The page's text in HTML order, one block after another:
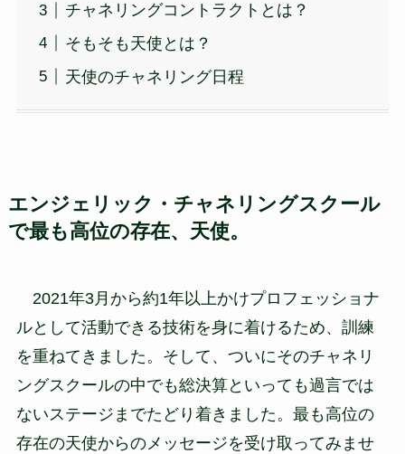
チャネリングコントラクトとは？
そもそも天使とは？
天使のチャネリング日程
エンジェリック・チャネリングスクール
で最も高位の存在、天使。
2021年3月から約1年以上かけプロフェッショナ
ルとして活動できる技術を身に着けるため、訓練
を重ねてきました。そして、ついにそのチャネリ
ングスクールの中でも総決算といっても過言では
ないステージまでたどり着きました。最も高位の
存在の天使からのメッセージを受け取ってみませ